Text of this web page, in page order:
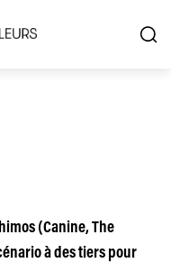
(Canine, The
à des tiers pour